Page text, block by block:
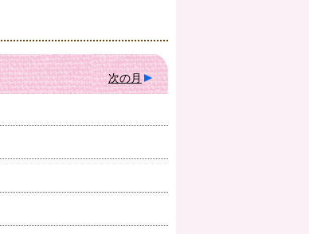
次の月